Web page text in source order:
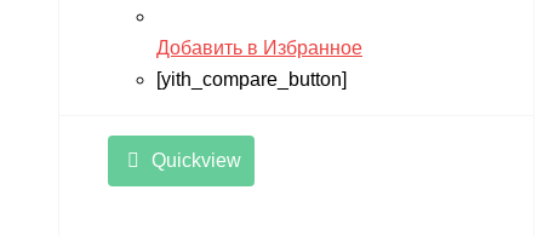
Добавить в Избранное
[yith_compare_button]
Quickview